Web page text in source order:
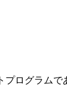
ログラムで